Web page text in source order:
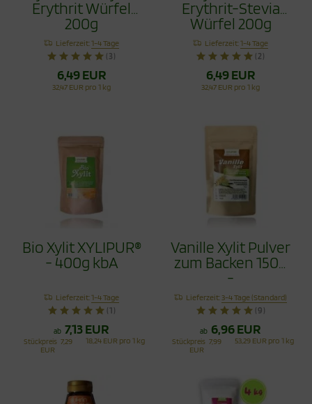
Erythrit Würfel
200g
Lieferzeit:1-4 Tage
(3)
6,49 EUR
32,47 EUR pro 1 kg
Erythrit-Stevia
Würfel 200g
kalorienfrei*
Lieferzeit:1-4 Tage
(2)
6,49 EUR
32,47 EUR pro 1 kg
Bio Xylit XYLIPUR®
- 400g kbA
Lieferzeit:1-4 Tage
(1)
ab 7,13 EUR
Stückpreis 7,29
EUR
18,24 EUR pro 1 kg
Vanille Xylit Pulver
zum Backen 150g
-
Vanillezuckerersatz
Lieferzeit:3-4 Tage (Standard)
(9)
ab 6,96 EUR
Stückpreis 7,99
EUR
53,29 EUR pro 1 kg